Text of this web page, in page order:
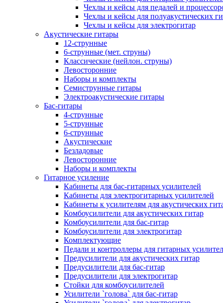
Чехлы и кейсы для педалей и
Чехлы и кейсы для полуакустических
Чехлы и кейсы для электрогитар
Акустические гитары
12-струнные
6-струнные (мет. струны)
Классические (нейлон. струны)
Левосторонние
Наборы и комплекты
Семиструнные гитары
Электроакустические гитары
Бас-гитары
4-струнные
5-струнные
6-струнные
Акустические
Безладовые
Левосторонние
Наборы и комплекты
Гитарное усиление
Кабинеты для бас-гитарных усилителей
Кабинеты для электрогитарных усилителей
Кабинеты к усилителям для акустических
Комбоусилители для акустических гитар
Комбоусилители для бас-гитар
Комбоусилители для электрогитар
Комплектующие
Педали и контроллеры для гитарных
Предусилители для акустических гитар
Предусилители для бас-гитар
Предусилители для электрогитар
Стойки для комбоусилителей
Усилители `голова` для бас-гитар